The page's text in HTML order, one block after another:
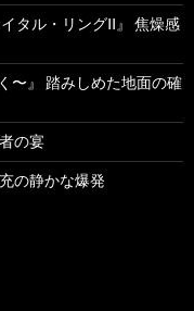
タル・リングII』 焦燥感
〜』 踏みしめた地面の確
の宴
の静かな爆発